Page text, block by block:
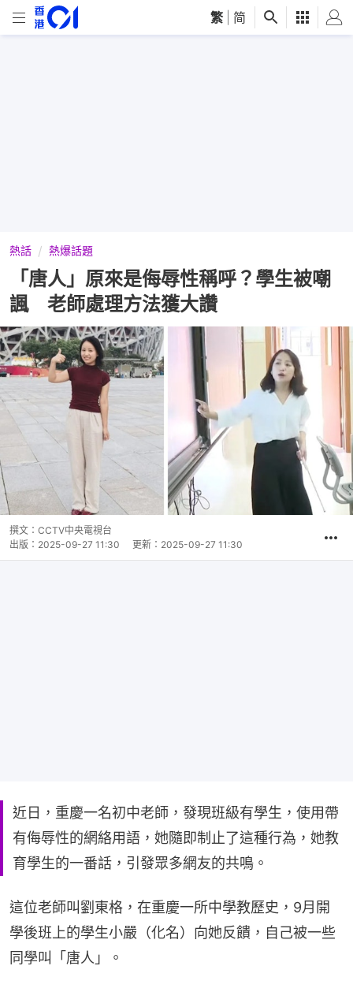
繁 简
熱話 熱爆話題
「唐人」原來是侮辱性稱呼？學生被嘲
諷 老師處理方法獲大讚
撰文： CCTV中央電視台
出版： 2025-09-27 11:30 更新： 2025-09-27 11:30
近日，重慶一名初中老師，發現班級有學生，使用帶
有侮辱性的網絡用語，她隨即制止了這種行為，她教
育學生的一番話，引發眾多網友的共鳴。
這位老師叫劉東格，在重慶一所中學教歷史，9月開
學後班上的學生小嚴（化名）向她反饋，自己被一些
同學叫「唐人」。